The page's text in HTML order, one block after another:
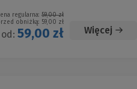
regularna: 59,00 zł
obniżką: 59,00 zł
od: 59,00 zł Więcej